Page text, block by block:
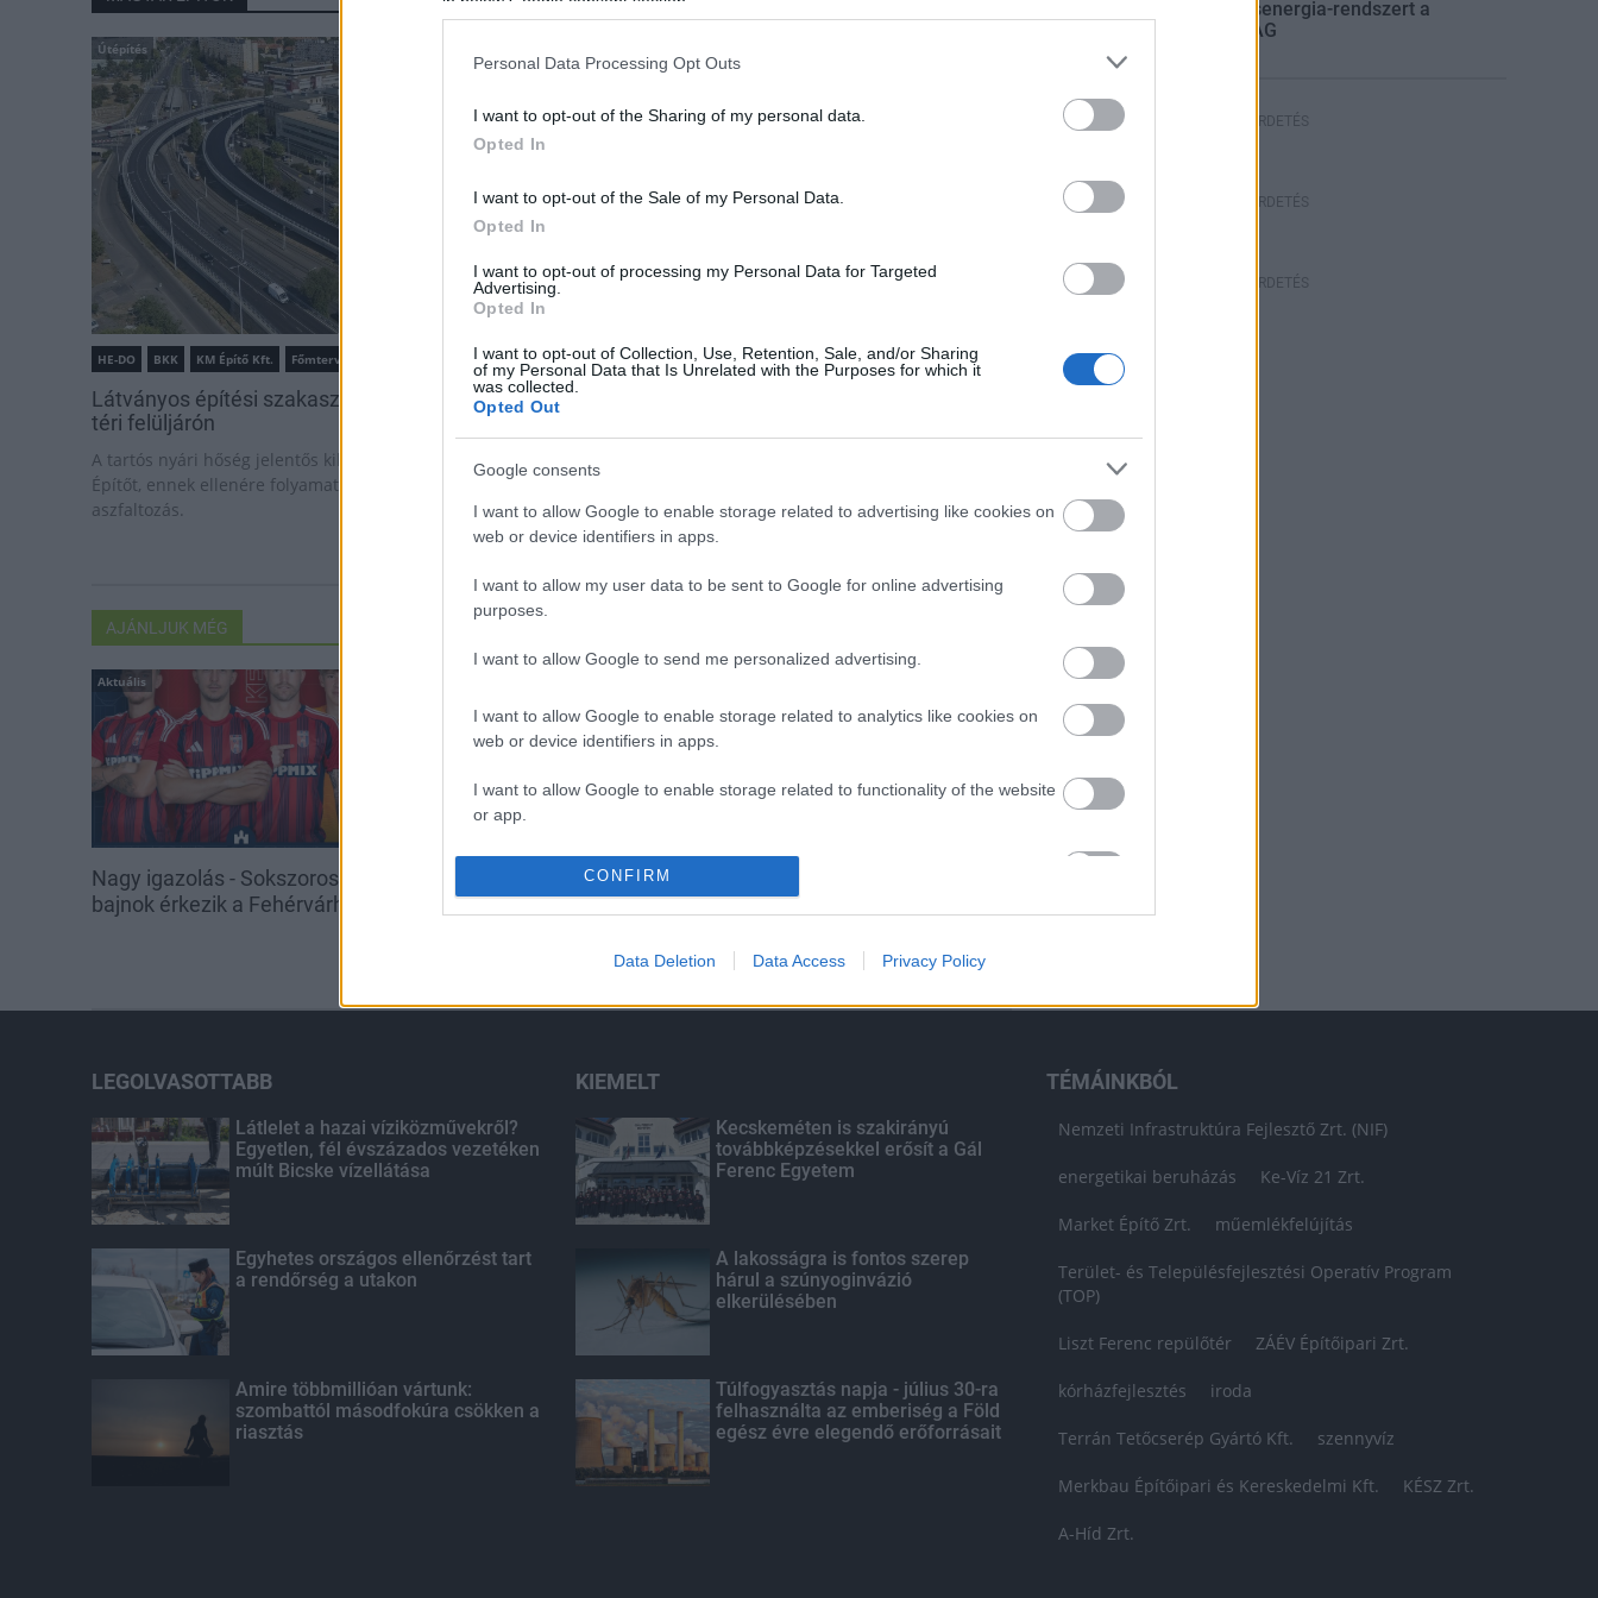
Personal Data Processing Opt Outs
I want to opt-out of the Sharing of my personal data.
Opted In
I want to opt-out of the Sale of my Personal Data.
Opted In
I want to opt-out of processing my Personal Data for Targeted
Advertising.
Opted In
I want to opt-out of Collection, Use, Retention, Sale, and/or Sharing
of my Personal Data that Is Unrelated with the Purposes for which it
was collected.
Opted Out
Google consents
I want to allow Google to enable storage related to advertising like cookies on
web or device identifiers in apps.
I want to allow my user data to be sent to Google for online advertising
purposes.
I want to allow Google to send me personalized advertising.
I want to allow Google to enable storage related to analytics like cookies on
web or device identifiers in apps.
I want to allow Google to enable storage related to functionality of the website
or app.
I want to allow Google to enable storage related to personalization.
I want to allow Google to enable storage related to security, including
CONFIRM
Data Deletion Data Access Privacy Policy
Útépítés
HE-DO BKK KM Építő Kft. Főmterv Mérnöki Tervező Zrt.
Látványos építési szakasz indult be a Flórián
téri felüljárón
A tartós nyári hőség jelentős kihívás elé állítja a KM
Építőt, ennek ellenére folyamatosan halad az
aszfaltozás.
mérföldköve a felülvizsgálat
közelében lévő logisztikai bázis út-
vezetéken múlt Bicske vízellátása
Épített öröksége megújításával is
AJÁNLJUK MÉG
Aktuális
Nagy igazolás - Sokszoros
bajnok érkezik a Fehérvárhoz
Miért kulcsfontosságú a
korszerű légtechnika az
hatékonyság
villamosenergia-rendszert a
STRABAG
HIRDETÉS
HIRDETÉS
HIRDETÉS
LEGOLVASOTTABB
Látlelet a hazai víziközművekről?
Egyetlen, fél évszázados vezetéken
múlt Bicske vízellátása
Egyhetes országos ellenőrzést tart
a rendőrség a utakon
Amire többmillióan vártunk:
szombattól másodfokúra csökken a
riasztás
KIEMELT
Kecskeméten is szakirányú
továbbképzésekkel erősít a Gál
Ferenc Egyetem
A lakosságra is fontos szerep
hárul a szúnyoginvázió
elkerülésében
Túlfogyasztás napja - július 30-ra
felhasználta az emberiség a Föld
egész évre elegendő erőforrásait
TÉMÁINKBÓL
Nemzeti Infrastruktúra Fejlesztő Zrt. (NIF)
energetikai beruházás Ke-Víz 21 Zrt.
Market Építő Zrt. műemlékfelújítás
Terület- és Településfejlesztési Operatív Program
(TOP)
Liszt Ferenc repülőtér ZÁÉV Építőipari Zrt.
kórházfejlesztés iroda
Terrán Tetőcserép Gyártó Kft. szennyvíz
Merkbau Építőipari és Kereskedelmi Kft. KÉSZ Zrt.
A-Híd Zrt.